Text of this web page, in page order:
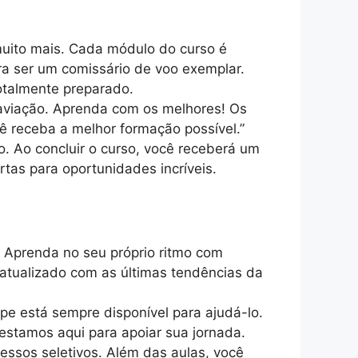
mais. Cada módulo do curso é
ser um comissário de voo exemplar.
preparado.
Aprenda com os melhores! Os
a melhor formação possível.”
Ao concluir o curso, você receberá um
para oportunidades incríveis.
no seu próprio ritmo com
com as últimas tendências da
está sempre disponível para ajudá-lo.
aqui para apoiar sua jornada.
seletivos. Além das aulas, você